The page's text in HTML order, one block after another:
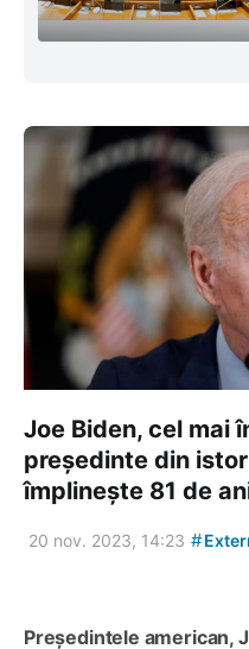
Joe Biden, cel mai
președinte din
împlinește 81 de
20 nov. 2023, 14:23 #
Președintele american,